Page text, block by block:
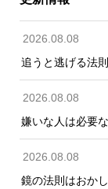
2026.08.08
追うと逃げる法
2026.08.08
嫌いな人は必要
2026.08.08
鏡の法則はおか